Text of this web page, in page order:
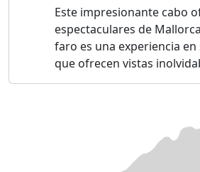
Este impresionante cabo
espectaculares de
faro es una experiencia
que ofrecen vistas